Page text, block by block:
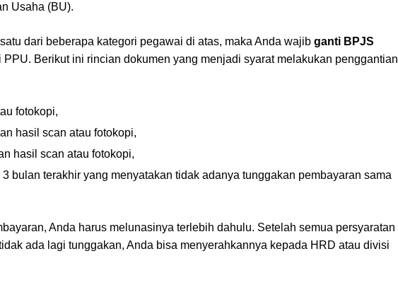
Usaha (BU).
dari beberapa kategori pegawai di atas, maka Anda wajib ganti BPJS
PPU. Berikut ini rincian dokumen yang menjadi syarat melakukan penggantian
fotokopi,
hasil scan atau fotokopi,
hasil scan atau fotokopi,
bulan terakhir yang menyatakan tidak adanya tunggakan pembayaran sama
Anda harus melunasinya terlebih dahulu. Setelah semua persyaratan
ada lagi tunggakan, Anda bisa menyerahkannya kepada HRD atau divisi